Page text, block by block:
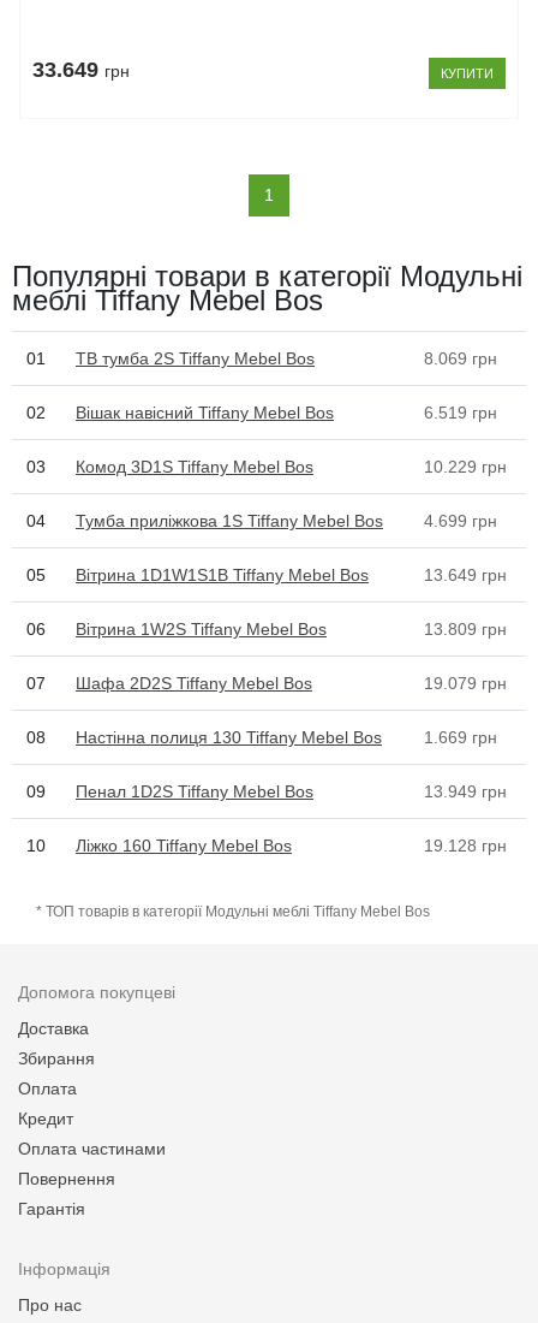
33.649 грн КУПИТИ
1
Популярні товари в категорії Модульні
меблі Tiffany Mebel Bos
01 ТВ тумба 2S Tiffany Mebel Bos 8.069 грн
02 Вішак навісний Tiffany Mebel Bos 6.519 грн
03 Комод 3D1S Tiffany Mebel Bos 10.229 грн
04 Тумба приліжкова 1S Tiffany Mebel Bos 4.699 грн
05 Вітрина 1D1W1S1B Tiffany Mebel Bos 13.649 грн
06 Вітрина 1W2S Tiffany Mebel Bos 13.809 грн
07 Шафа 2D2S Tiffany Mebel Bos 19.079 грн
08 Настінна полиця 130 Tiffany Mebel Bos 1.669 грн
09 Пенал 1D2S Tiffany Mebel Bos 13.949 грн
10 Ліжко 160 Tiffany Mebel Bos 19.128 грн
* ТОП товарів в категорії Модульні меблі Tiffany Mebel Bos
Допомога покупцеві
Доставка
Збирання
Оплата
Кредит
Оплата частинами
Повернення
Гарантія
Інформація
Про нас